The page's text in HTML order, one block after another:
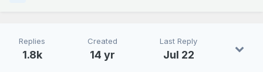
Replies
1.8k
Created
14 yr
Last Reply
Jul 22